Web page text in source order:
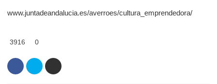
www.juntadeandalucia.es/averroes/cultura_emprendedora/
3916 0